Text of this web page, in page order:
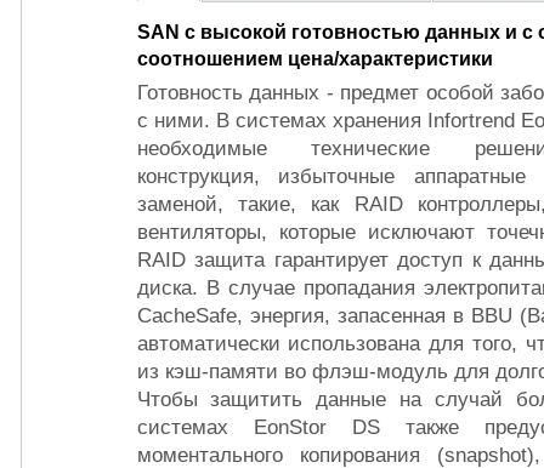
SAN с высокой готовностью данных и с
соотношением цена/характеристики
Готовность данных - предмет особой
с ними. В системах хранения Infortrend
необходимые технические
конструкция, избыточные
заменой, такие, как RAID
вентиляторы, которые исключают
RAID защита гарантирует доступ к
диска. В случае пропадания
CacheSafe, энергия, запасенная в BBU
автоматически использована для того,
из кэш-памяти во флэш-модуль для
Чтобы защитить данные на случай
системах EonStor DS также
моментального копирования